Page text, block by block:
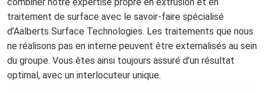
traitement de surface avec le savoir‑faire spécialisé
d’Aalberts Surface Technologies. Les traitements que nous
ne réalisons pas en interne peuvent être externalisés au sein
du groupe. Vous êtes ainsi toujours assuré d’un résultat
optimal, avec un interlocuteur unique.